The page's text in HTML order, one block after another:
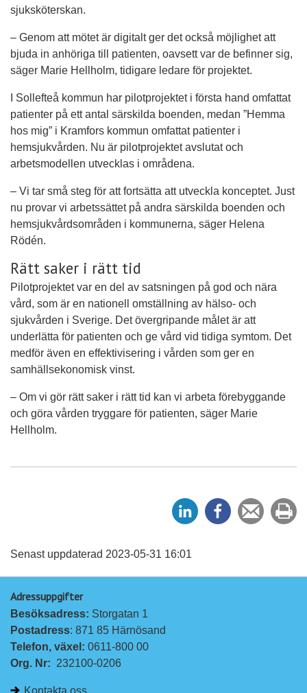
sjuksköterskan.
– Genom att mötet är digitalt ger det också möjlighet att
bjuda in anhöriga till patienten, oavsett var de befinner sig,
säger Marie Hellholm, tidigare ledare för projektet.
I Sollefteå kommun har pilotprojektet i första hand omfattat
patienter på ett antal särskilda boenden, medan ”Hemma
hos mig” i Kramfors kommun omfattat patienter i
hemsjukvården. Nu är pilotprojektet avslutat och
arbetsmodellen utvecklas i områdena.
– Vi tar små steg för att fortsätta att utveckla konceptet. Just
nu provar vi arbetssättet på andra särskilda boenden och
hemsjukvårdsområden i kommunerna, säger Helena
Rödén.
Rätt saker i rätt tid
Pilotprojektet var en del av satsningen på god och nära
vård, som är en nationell omställning av hälso- och
sjukvården i Sverige. Det övergripande målet är att
underlätta för patienten och ge vård vid tidiga symtom. Det
medför även en effektivisering i vården som ger en
samhällsekonomisk vinst.
– Om vi gör rätt saker i rätt tid kan vi arbeta förebyggande
och göra vården tryggare för patienten, säger Marie
Hellholm.
e
e
Tipsa
en
ut
Senast uppdaterad 2023-05-31 16:01
Adressuppgifter
Besöksadress: Storgatan 1
Postadress: 871 85 Härnösand
Telefon, växel: 0611-800 00
Org. Nr: 232100-0206
Kontakta oss